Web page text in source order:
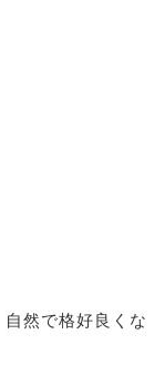
然で格好良くな